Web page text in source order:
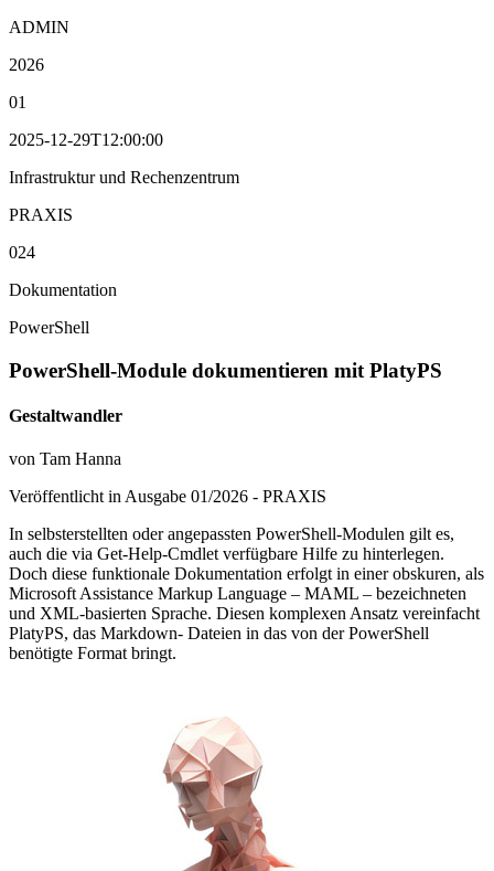
ADMIN
2026
01
2025-12-29T12:00:00
Infrastruktur und Rechenzentrum
PRAXIS
024
Dokumentation
PowerShell
PowerShell-Module dokumentieren mit PlatyPS
Gestaltwandler
von Tam Hanna
Veröffentlicht in Ausgabe 01/2026 - PRAXIS
In selbsterstellten oder angepassten PowerShell-Modulen gilt es,
auch die via Get-Help-Cmdlet verfügbare Hilfe zu hinterlegen.
Doch diese funktionale Dokumentation erfolgt in einer obskuren, als
Microsoft Assistance Markup Language – MAML – bezeichneten
und XML-basierten Sprache. Diesen komplexen Ansatz vereinfacht
PlatyPS, das Markdown- Dateien in das von der PowerShell
benötigte Format bringt.